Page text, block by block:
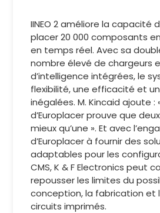
IINEO 2 améliore la capacité
placer 20 000 composants
en temps réel. Avec sa
nombre élevé de chargeurs
d’intelligence intégrées, le
flexibilité, une efficacité et
inégalées. M. Kincaid ajoute : «
d’Europlacer prouve que
mieux qu’une ». Et avec
d’Europlacer à fournir des
adaptables pour les
CMS, K & F Electronics peut
repousser les limites du
conception, la fabrication et
circuits imprimés.